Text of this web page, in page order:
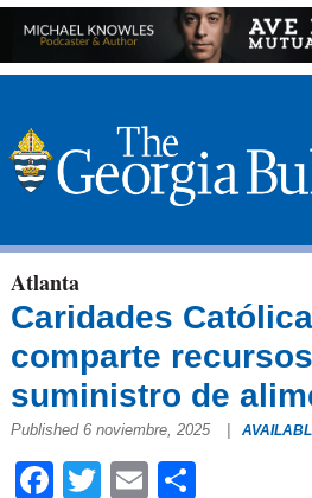
Atlanta
Caridades
comparte
suministro de
Published 6 noviembre, 2025
Facebook
Twitter
Email